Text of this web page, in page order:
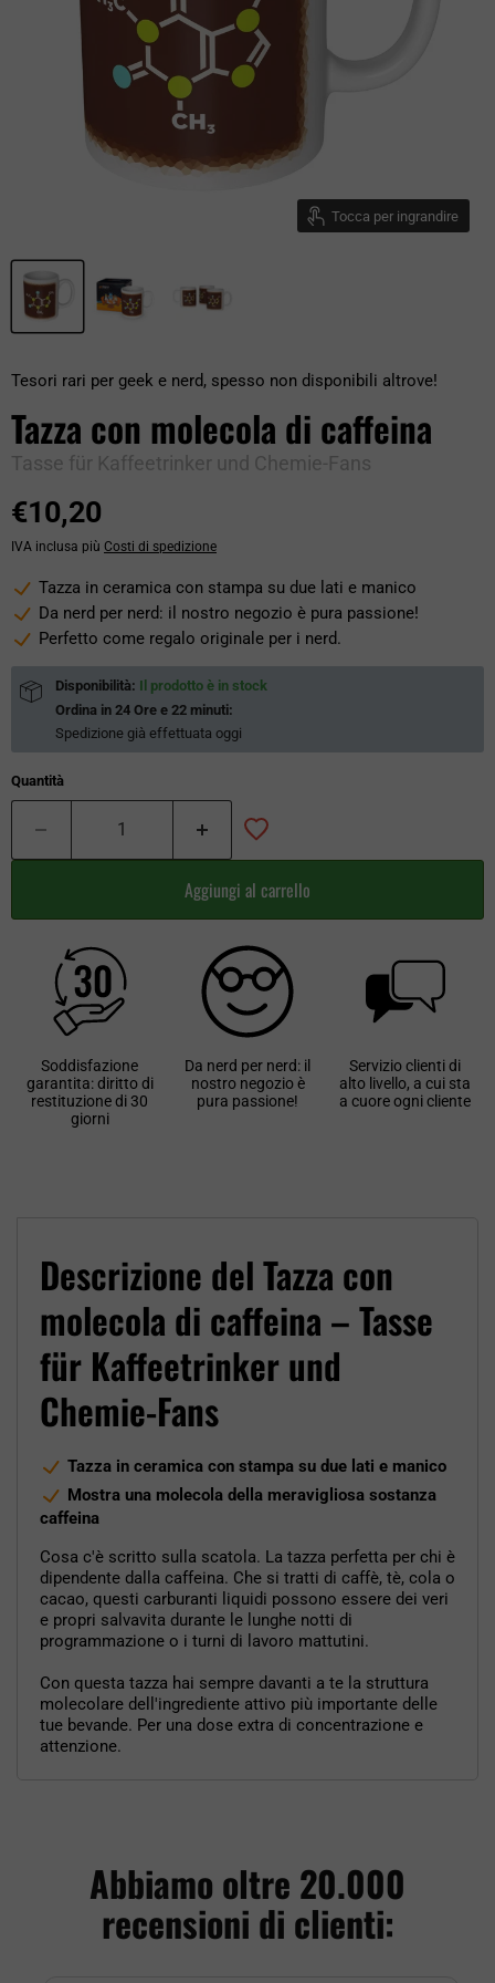
Tocca per ingrandire
Tesori rari per geek e nerd, spesso non disponibili altrove!
Tazza con molecola di caffeina
Tasse für Kaffeetrinker und Chemie-Fans
€10,20
IVA inclusa più Costi di spedizione
Tazza in ceramica con stampa su due lati e manico
Da nerd per nerd: il nostro negozio è pura passione!
Perfetto come regalo originale per i nerd.
Disponibilità: Il prodotto è in stock
Ordina in 24 Ore e 22 minuti:
Spedizione già effettuata oggi
Quantità
Aggiungi al carrello
Soddisfazione
garantita: diritto di
restituzione di 30
giorni
Da nerd per nerd: il
nostro negozio è
pura passione!
Servizio clienti di
alto livello, a cui sta
a cuore ogni cliente
Descrizione del Tazza con
molecola di caffeina – Tasse
für Kaffeetrinker und
Chemie-Fans
Tazza in ceramica con stampa su due lati e manico
Mostra una molecola della meravigliosa sostanza
caffeina
Cosa c'è scritto sulla scatola. La tazza perfetta per chi è
dipendente dalla caffeina. Che si tratti di caffè, tè, cola o
cacao, questi carburanti liquidi possono essere dei veri
e propri salvavita durante le lunghe notti di
programmazione o i turni di lavoro mattutini.
Con questa tazza hai sempre davanti a te la struttura
molecolare dell'ingrediente attivo più importante delle
tue bevande. Per una dose extra di concentrazione e
attenzione.
Abbiamo oltre 20.000
recensioni di clienti: